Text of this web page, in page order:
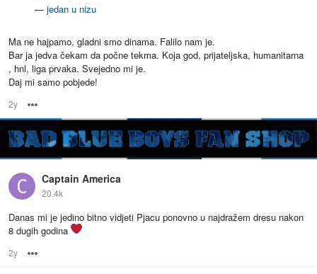
— jedan u nizu
Ma ne hajpamo, gladni smo dinama. Falilo nam je.
Bar ja jedva čekam da počne tekma. Koja god, prijateljska, humanitarna
, hnl, liga prvaka. Svejedno mi je.
Daj mi samo pobjede!
2y
Captain America
20.4k
Danas mi je jedino bitno vidjeti Pjacu ponovno u najdražem dresu nakon
8 dugih godina
2y